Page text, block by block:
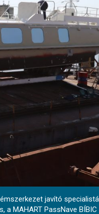
javító
MAHART PassNave BÍBIC